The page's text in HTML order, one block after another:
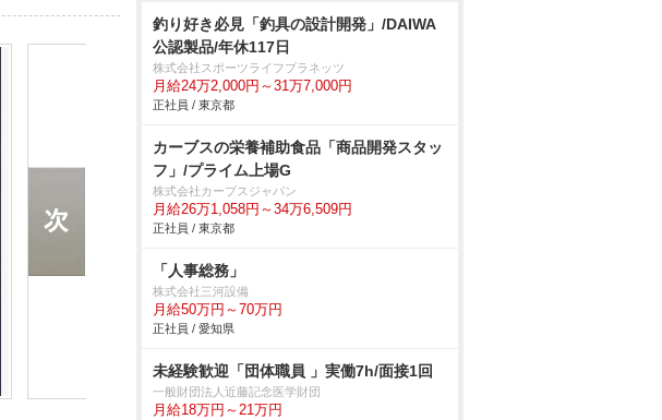
釣り好き必見「釣具の設計開発」/DAIWA
公認製品/年休117日
株式会社スポーツライフプラネッツ
月給24万2,000円～31万7,000円
正社員 / 東京都
カーブスの栄養補助食品「商品開発スタッ
フ」/プライム上場G
株式会社カーブスジャパン
月給26万1,058円～34万6,509円
正社員 / 東京都
「人事総務」
株式会社三河設備
月給50万円～70万円
正社員 / 愛知県
未経験歓迎「団体職員 」実働7h/面接1回
一般財団法人近藤記念医学財団
月給18万円～21万円